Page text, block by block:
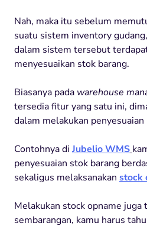
Nah, maka itu sebelum
suatu sistem inventory
dalam sistem tersebut
menyesuaikan stok barang.
Biasanya pada warehouse
tersedia fitur yang satu ini,
dalam melakukan
Contohnya di Jubelio WMS
penyesuaian stok barang
sekaligus melaksanakan stock
Melakukan stock opname juga
sembarangan, kamu harus